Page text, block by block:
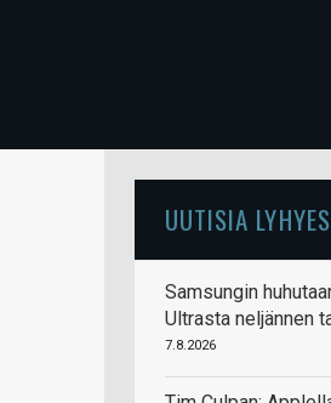
UUTISIA
Samsungin
Ultrasta neljännen
7.8.2026